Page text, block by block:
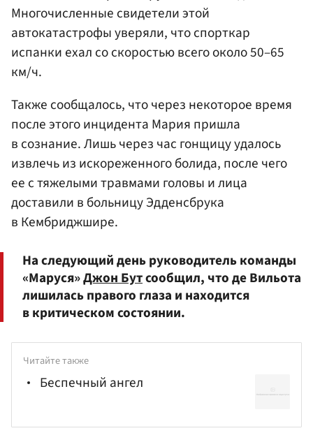
Многочисленные свидетели этой
автокатастрофы уверяли, что спорткар
испанки ехал со скоростью всего около 50–65
км/ч.
Также сообщалось, что через некоторое время
после этого инцидента Мария пришла
в сознание. Лишь через час гонщицу удалось
извлечь из искореженного болида, после чего
ее с тяжелыми травмами головы и лица
доставили в больницу Эдденсбрука
в Кембриджшире.
На следующий день руководитель команды
«Маруся»Джон Бутсообщил, что де Вильота
лишилась правого глаза и находится
в критическом состоянии.
Читайте также
Беспечный ангел